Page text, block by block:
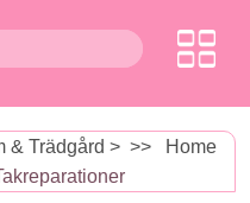
& Trädgård > >>
Home